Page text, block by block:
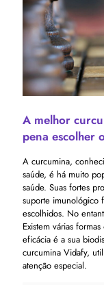
A melhor
pena escolher
A curcumina,
saúde, é há muito
saúde. Suas fortes
suporte imunológico
escolhidos. No
Existem várias
eficácia é a sua
curcumina Vidafy,
atenção especial.